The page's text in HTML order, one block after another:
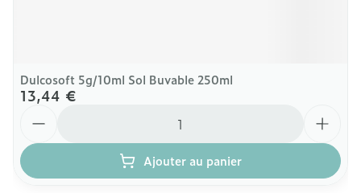
Dulcosoft 5g/10ml Sol Buvable 250ml
13,44 €
Ajouter au panier